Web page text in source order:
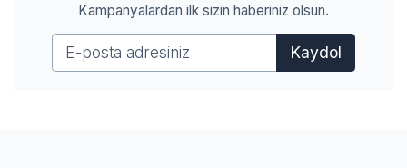
Kampanyalardan ilk sizin haberiniz olsun.
Kaydol